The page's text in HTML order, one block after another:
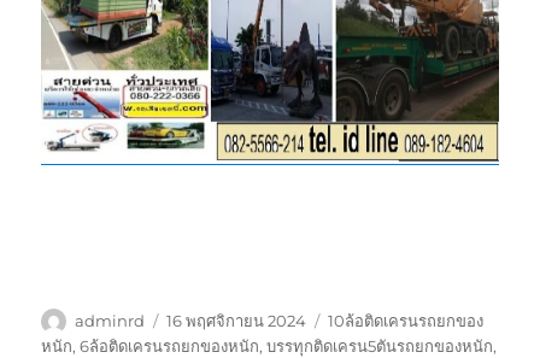
ผู้
เขียน
adminrd
เขียน
เมื่อ
16 พฤศจิกายน 2024
ป้าย
กำกับ
10ล้อติดเครนรถยกของ
หนัก,6ล้อติดเครนรถยกของหนัก,บรรทุกติดเครน5ตันรถยกของหนัก,